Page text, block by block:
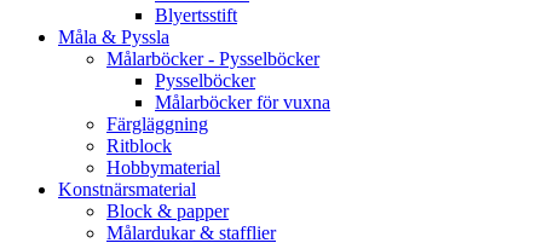
Blyertsstift
Måla & Pyssla
Målarböcker - Pysselböcker
Pysselböcker
Målarböcker för vuxna
Färgläggning
Ritblock
Hobbymaterial
Konstnärsmaterial
Block & papper
Målardukar & stafflier